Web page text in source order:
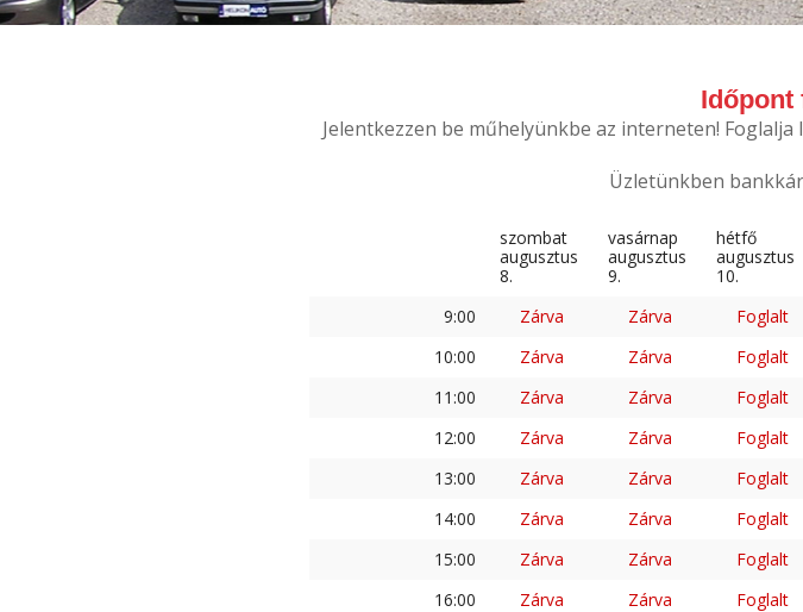
Időpont
Jelentkezzen be műhelyünkbe az interneten!
Üzletünkben
szombat
augusztus
8.
vasárnap
augusztus
9.
hétfő
augusztus
10.
9:00
Zárva Zárva Foglalt
10:00
Zárva Zárva Foglalt
11:00
Zárva Zárva Foglalt
12:00
Zárva Zárva Foglalt
13:00
Zárva Zárva Foglalt
14:00
Zárva Zárva Foglalt
15:00
Zárva Zárva Foglalt
16:00
Zárva Zárva Foglalt